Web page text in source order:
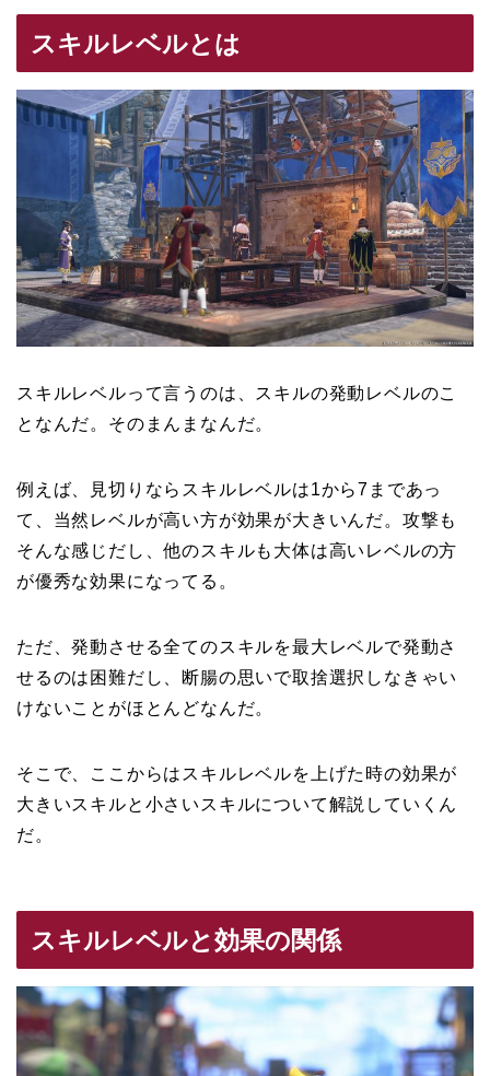
スキルレベルとは
スキルレベルって言うのは、スキルの発動レベルのこ
となんだ。そのまんまなんだ。
例えば、見切りならスキルレベルは1から7まであっ
て、当然レベルが高い方が効果が大きいんだ。攻撃も
そんな感じだし、他のスキルも大体は高いレベルの方
が優秀な効果になってる。
ただ、発動させる全てのスキルを最大レベルで発動さ
せるのは困難だし、断腸の思いで取捨選択しなきゃい
けないことがほとんどなんだ。
そこで、ここからはスキルレベルを上げた時の効果が
大きいスキルと小さいスキルについて解説していくん
だ。
スキルレベルと効果の関係